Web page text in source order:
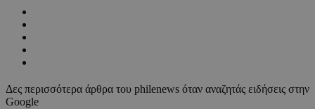
Δες περισσότερα άρθρα του philenews όταν αναζητάς ειδήσεις στην
Google